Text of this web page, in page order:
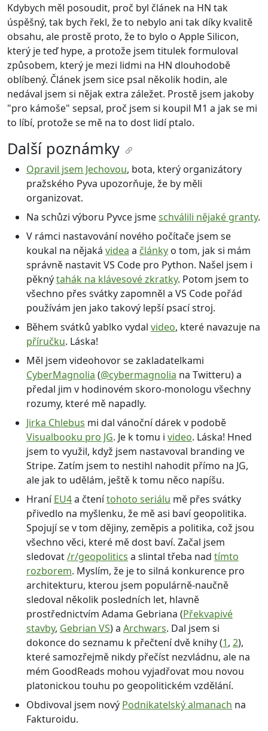
Kdybych měl posoudit, proč byl článek na HN tak
úspěšný, tak bych řekl, že to nebylo ani tak díky kvalitě
obsahu, ale prostě proto, že to bylo o Apple Silicon,
který je teď hype, a protože jsem titulek formuloval
způsobem, který je mezi lidmi na HN dlouhodobě
oblíbený. Článek jsem sice psal několik hodin, ale
nedával jsem si nějak extra záležet. Prostě jsem jakoby
"pro kámoše" sepsal, proč jsem si koupil M1 a jak se mi
to líbí, protože se mě na to dost lidí ptalo.
Další poznámky
Opravil jsem Jechovou, bota, který organizátory
pražského Pyva upozorňuje, že by měli
organizovat.
Na schůzi výboru Pyvce jsmeschválili nějaké granty.
V rámci nastavování nového počítače jsem se
koukal na nějaká videa a články o tom, jak si mám
správně nastavit VS Code pro Python. Našel jsem i
pěknýtahák na klávesové zkratky. Potom jsem to
všechno přes svátky zapomněl a VS Code pořád
používám jen jako takový lepší psací stroj.
Během svátků yablko vydal video, které navazuje na
příručku. Láska!
Měl jsem videohovor se zakladatelkami
CyberMagnolia (@cybermagnolia na Twitteru) a
předal jim v hodinovém skoro-monologu všechny
rozumy, které mě napadly.
Jirka Chlebus mi dal vánoční dárek v podobě
Visualbooku pro JG. Je k tomu i video. Láska! Hned
jsem to využil, když jsem nastavoval branding ve
Stripe. Zatím jsem to nestihl nahodit přímo na JG,
ale jak to udělám, ještě k tomu něco napíšu.
HraníEU4a čtenítohoto seriálu mě přes svátky
přivedlo na myšlenku, že mě asi baví geopolitika.
Spojují se v tom dějiny, zeměpis a politika, což jsou
všechno věci, které mě dost baví. Začal jsem
sledovat/r/geopolitics a slintal třeba nad tímto
rozborem. Myslím, že je to silná konkurence pro
architekturu, kterou jsem populárně-naučně
sledoval několik posledních let, hlavně
prostřednictvím Adama Gebriana (Překvapivé
stavby, Gebrian VS) a Archwars. Dal jsem si
dokonce do seznamu k přečtení dvě knihy (1, 2),
které samozřejmě nikdy přečíst nezvládnu, ale na
mém GoodReads mohou vyjadřovat mou novou
platonickou touhu po geopolitickém vzdělání.
Obdivoval jsem nový Podnikatelský almanach na
Fakturoidu.